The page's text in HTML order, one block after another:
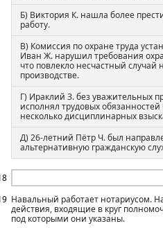
Б) Виктория К. нашла более
работу.
В) Комиссия по охране труда
Иван Ж. нарушил требования
что повлекло несчастный случай
производстве.
Г) Ираклий З. без уважительных
исполнял трудовых
несколько дисциплинарных
Д) 26-летний Пётр Ч. был
альтернативную гражданскую
Навальный работает нотариусом.
действия, входящие в круг
под которыми они указаны.